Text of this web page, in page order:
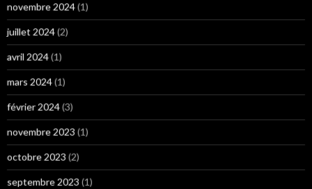
novembre 2024(1)
juillet 2024(2)
avril 2024(1)
mars 2024(1)
février 2024(3)
novembre 2023 (1)
octobre 2023 (2)
septembre 2023 (1)